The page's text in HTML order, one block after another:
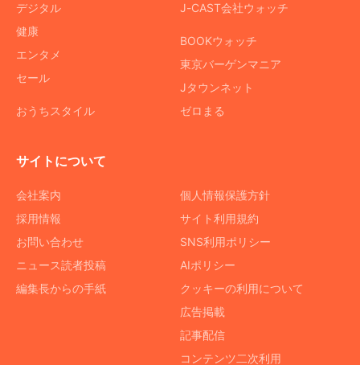
デジタル
健康
エンタメ
セール
おうちスタイル
J-CAST会社ウォッチ
BOOKウォッチ
東京バーゲンマニア
Jタウンネット
ゼロまる
サイトについて
会社案内
採用情報
お問い合わせ
ニュース読者投稿
編集長からの手紙
個人情報保護方針
サイト利用規約
SNS利用ポリシー
AIポリシー
クッキーの利用について
広告掲載
記事配信
コンテンツ二次利用